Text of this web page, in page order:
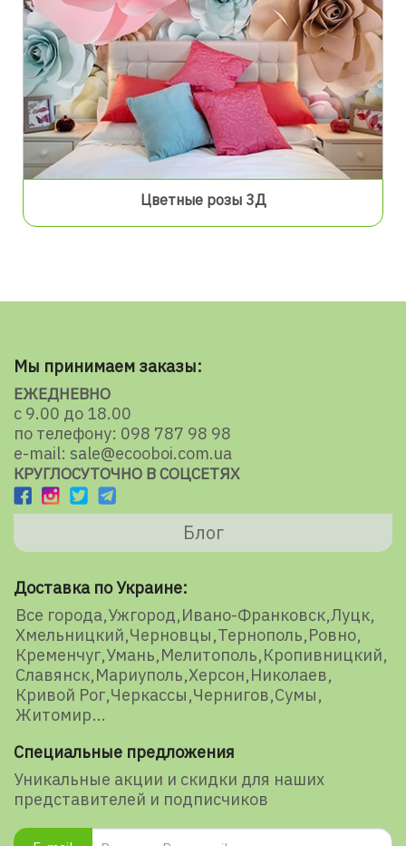
Цветные розы 3Д
Мы принимаем заказы:
ЕЖЕДНЕВНО
с 9.00 до 18.00
по телефону: 098 787 98 98
e-mail: sale@ecooboi.com.ua
КРУГЛОСУТОЧНО В СОЦСЕТЯХ
Блог
Доставка по Украине:
Все города Ужгород Ивано-Франковск Луцк
Хмельницкий Черновцы Тернополь Ровно
Кременчуг Умань Мелитополь Кропивницкий
Славянск Мариуполь Херсон Николаев
Кривой Рог Черкассы Чернигов Сумы
Житомир
Специальные предложения
Уникальные акции и скидки для наших
представителей и подписчиков